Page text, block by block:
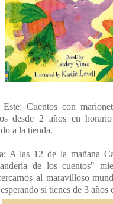
Cuentos con
desde 2 años en
a la tienda.
A las 12 de la mañana
de los cuentos"
al maravilloso
si tienes de 3 años